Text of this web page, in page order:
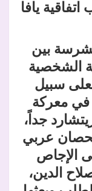
يافا
بين
الشخصية
سبيل
في معركة
جداً،
عربي
الإجاص
الدين،